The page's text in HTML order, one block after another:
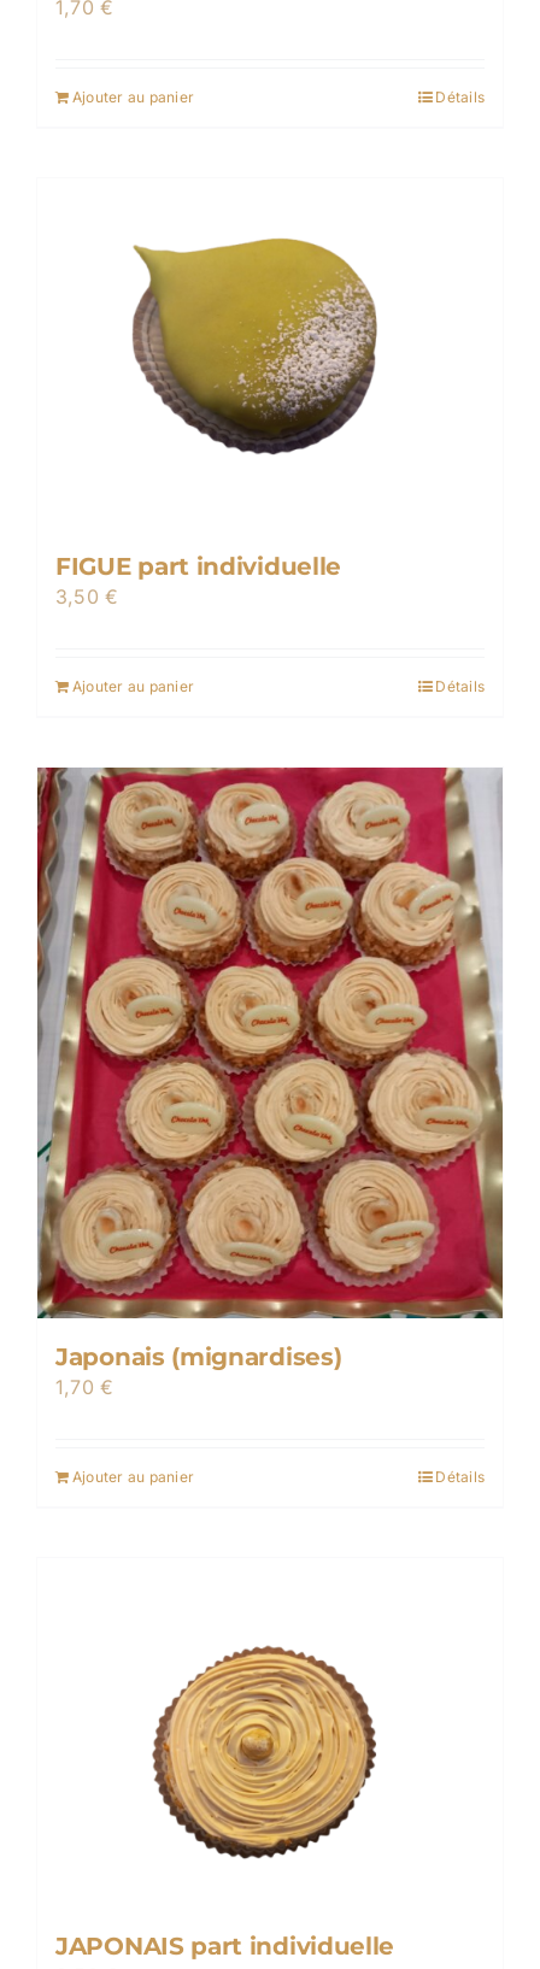
1,70€
Ajouter au panier Détails
FIGUE part individuelle
3,50€
Ajouter au panier Détails
Japonais (mignardises)
1,70€
Ajouter au panier Détails
JAPONAIS part individuelle